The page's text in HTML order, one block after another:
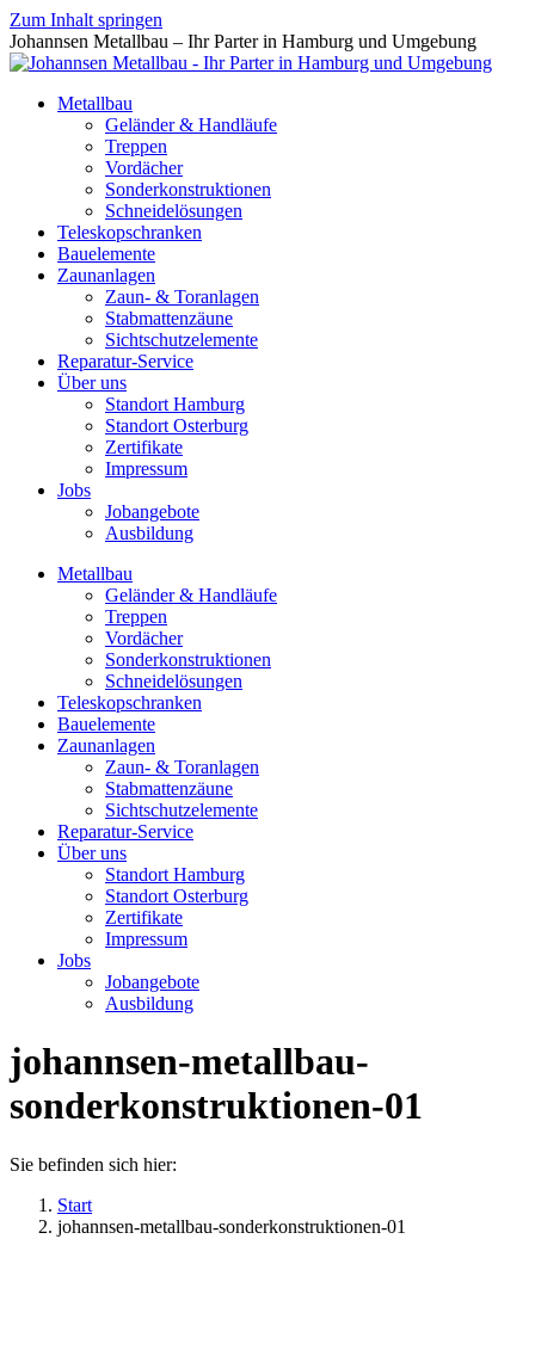
Zum Inhalt springen
Johannsen Metallbau – Ihr Parter in Hamburg und Umgebung
Metallbau
Geländer & Handläufe
Treppen
Vordächer
Sonderkonstruktionen
Schneidelösungen
Teleskopschranken
Bauelemente
Zaunanlagen
Zaun- & Toranlagen
Stabmattenzäune
Sichtschutzelemente
Reparatur-Service
Über uns
Standort Hamburg
Standort Osterburg
Zertifikate
Impressum
Jobs
Jobangebote
Ausbildung
Metallbau
Geländer & Handläufe
Treppen
Vordächer
Sonderkonstruktionen
Schneidelösungen
Teleskopschranken
Bauelemente
Zaunanlagen
Zaun- & Toranlagen
Stabmattenzäune
Sichtschutzelemente
Reparatur-Service
Über uns
Standort Hamburg
Standort Osterburg
Zertifikate
Impressum
Jobs
Jobangebote
Ausbildung
johannsen-metallbau-
sonderkonstruktionen-01
Sie befinden sich hier:
Start
johannsen-metallbau-sonderkonstruktionen-01